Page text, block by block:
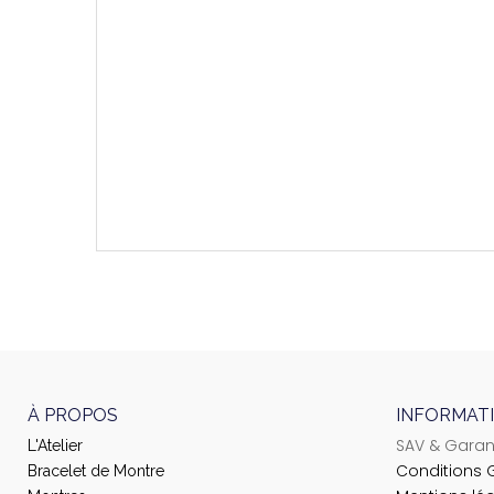
À PROPOS
L'Atelier
Bracelet de Montre
SAV &
Conditions